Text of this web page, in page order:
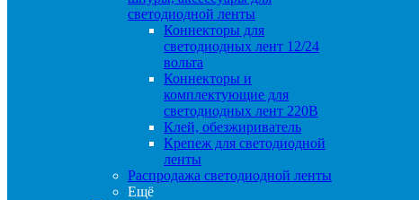
светодиодной ленты
Коннекторы для
светодиодных лент 12/24
вольта
Коннекторы и
комплектующие для
светодиодных лент 220В
Клей, обезжириватель
Крепеж для светодиодной
ленты
Распродажа светодиодной ленты
Ещё